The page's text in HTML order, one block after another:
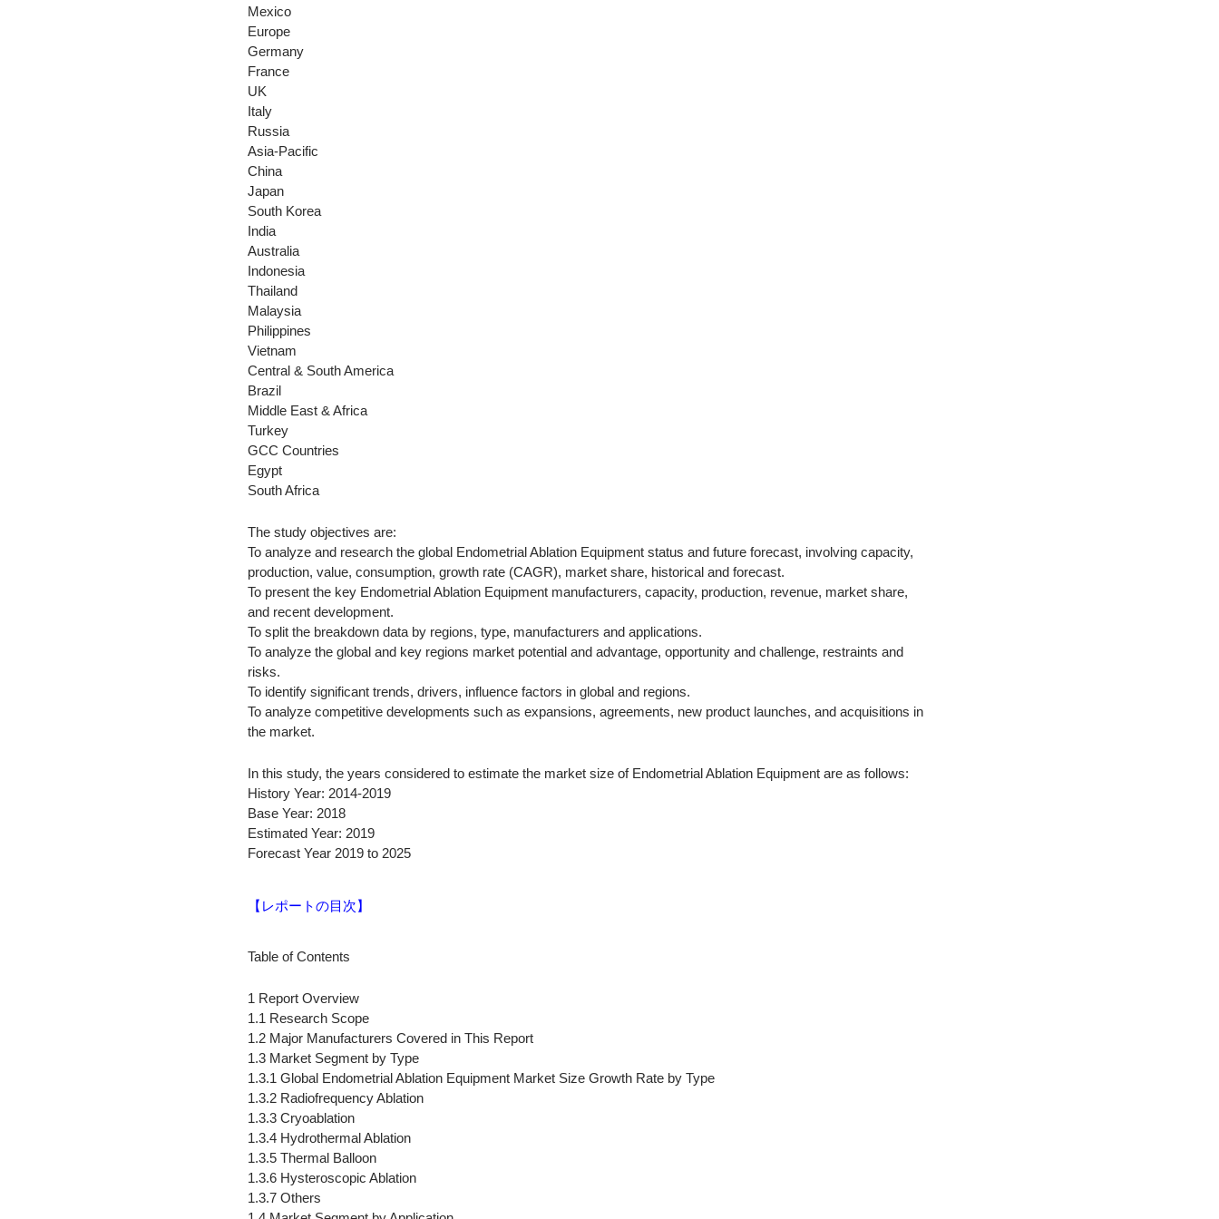
Mexico
Europe
Germany
France
UK
Italy
Russia
Asia-Pacific
China
Japan
South Korea
India
Australia
Indonesia
Thailand
Malaysia
Philippines
Vietnam
Central & South America
Brazil
Middle East & Africa
Turkey
GCC Countries
Egypt
South Africa
The study objectives are:
To analyze and research the global Endometrial Ablation Equipment status and future forecast, involving capacity,
production, value, consumption, growth rate (CAGR), market share, historical and forecast.
To present the key Endometrial Ablation Equipment manufacturers, capacity, production, revenue, market share,
and recent development.
To split the breakdown data by regions, type, manufacturers and applications.
To analyze the global and key regions market potential and advantage, opportunity and challenge, restraints and
risks.
To identify significant trends, drivers, influence factors in global and regions.
To analyze competitive developments such as expansions, agreements, new product launches, and acquisitions in
the market.
In this study, the years considered to estimate the market size of Endometrial Ablation Equipment are as follows:
History Year: 2014-2019
Base Year: 2018
Estimated Year: 2019
Forecast Year 2019 to 2025
【レポートの目次】
Table of Contents
1 Report Overview
1.1 Research Scope
1.2 Major Manufacturers Covered in This Report
1.3 Market Segment by Type
1.3.1 Global Endometrial Ablation Equipment Market Size Growth Rate by Type
1.3.2 Radiofrequency Ablation
1.3.3 Cryoablation
1.3.4 Hydrothermal Ablation
1.3.5 Thermal Balloon
1.3.6 Hysteroscopic Ablation
1.3.7 Others